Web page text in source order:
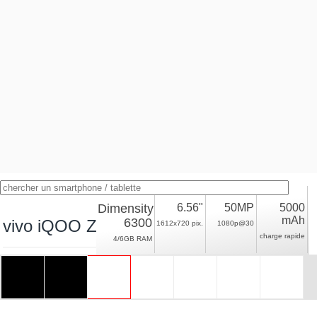
vivo iQOO Z9 Lite
Dimensity
6300
4/6GB RAM
6.56"
1612x720 pix.
50MP
1080p@30
5000
mAh
charge rapide